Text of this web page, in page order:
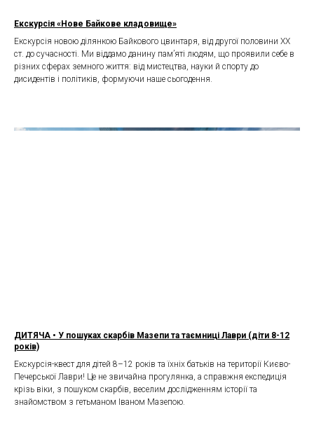
Екскурсія «Нове Байкове кладовище»
Екскурсія новою ділянкою Байкового цвинтаря, від другої половини ХХ
ст. до сучасності. Ми віддамо данину пам’яті людям, що проявили себе в
різних сферах земного життя: від мистецтва, науки й спорту до
дисидентів і політиків, формуючи наше сьогодення.
ДИТЯЧА • У пошуках скарбів Мазепи та таємниці Лаври (діти 8-12
років)
Екскурсія-квест для дітей 8–12 років та їхніх батьків на території Києво-
Печерської Лаври! Це не звичайна прогулянка, а справжня експедиція
крізь віки, з пошуком скарбів, веселим дослідженням історії та
знайомством з гетьманом Іваном Мазепою.